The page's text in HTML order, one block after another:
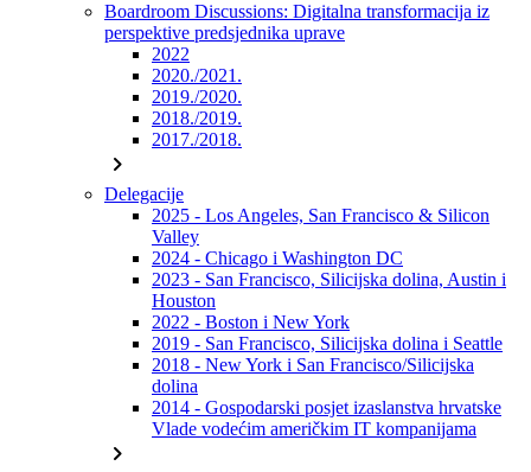
Boardroom Discussions: Digitalna transformacija iz
perspektive predsjednika uprave
2022
2020./2021.
2019./2020.
2018./2019.
2017./2018.
chevron_right
Delegacije
2025 - Los Angeles, San Francisco & Silicon
Valley
2024 - Chicago i Washington DC
2023 - San Francisco, Silicijska dolina, Austin i
Houston
2022 - Boston i New York
2019 - San Francisco, Silicijska dolina i Seattle
2018 - New York i San Francisco/Silicijska
dolina
2014 - Gospodarski posjet izaslanstva hrvatske
Vlade vodećim američkim IT kompanijama
chevron_right